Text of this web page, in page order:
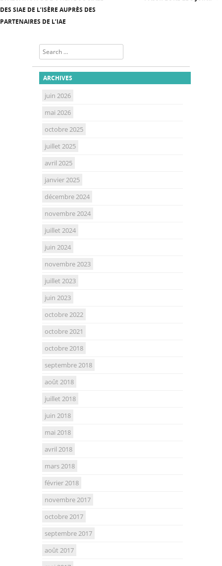
DES SIAE DE L’ISÈRE AUPRÈS DES
PARTENAIRES DE L’IAE
Search
ARCHIVES
juin 2026
mai 2026
octobre 2025
juillet 2025
avril 2025
janvier 2025
décembre 2024
novembre 2024
juillet 2024
juin 2024
novembre 2023
juillet 2023
juin 2023
octobre 2022
octobre 2021
octobre 2018
septembre 2018
août 2018
juillet 2018
juin 2018
mai 2018
avril 2018
mars 2018
février 2018
novembre 2017
octobre 2017
septembre 2017
août 2017